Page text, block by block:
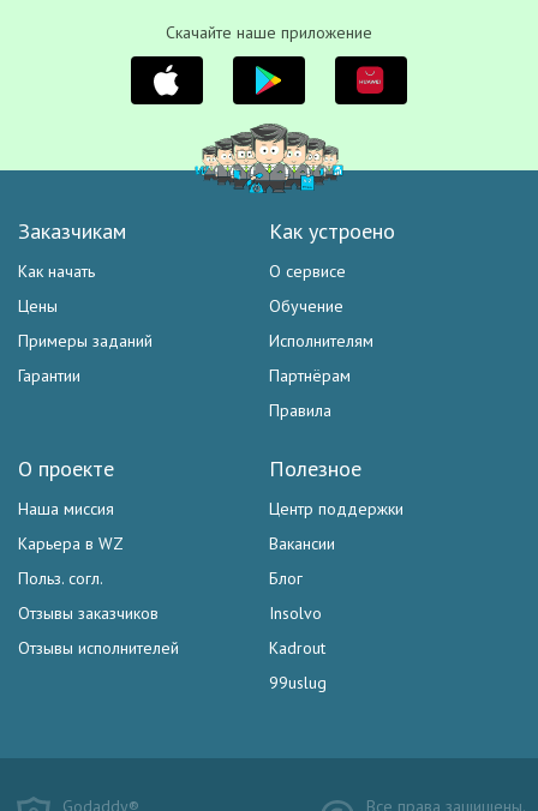
Скачайте наше приложение
Заказчикам
Как начать
Цены
Примеры заданий
Гарантии
Как устроено
О сервисе
Обучение
Исполнителям
Партнёрам
Правила
Полезное
Центр поддержки
Вакансии
Блог
Insolvo
Kadrout
99uslug
О проекте
Наша миссия
Карьера в WZ
Польз. согл.
Отзывы заказчиков
Отзывы исполнителей
Godaddy® Все права защищены.